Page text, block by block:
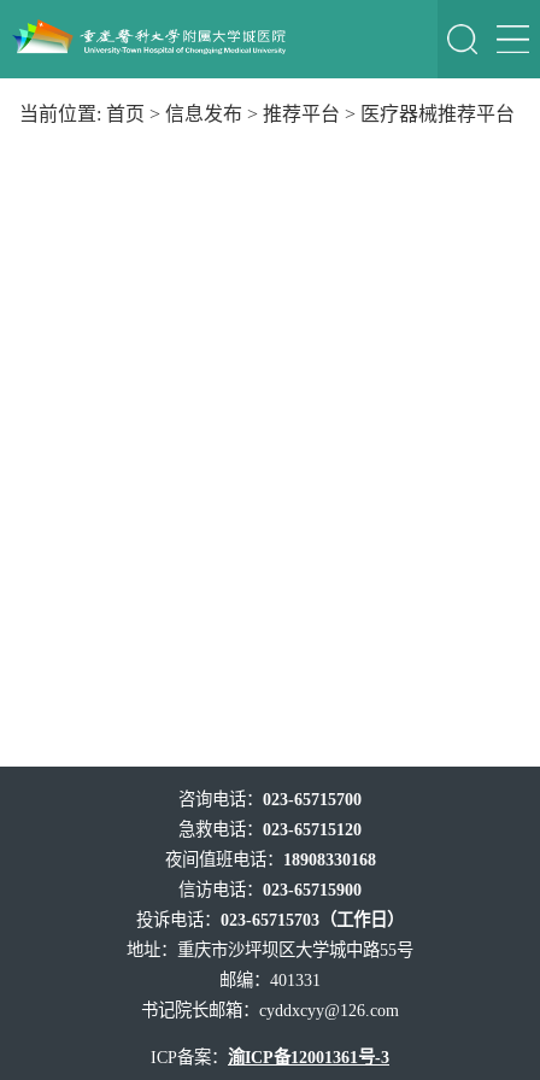
当前位置: 首页 > 信息发布 > 推荐平台 > 医疗器械推荐平台
咨询电话： 023-65715700
急救电话： 023-65715120
夜间值班电话： 18908330168
信访电话： 023-65715900
投诉电话： 023-65715703（工作日）
地址：重庆市沙坪坝区大学城中路55号
邮编：401331
书记院长邮箱： cyddxcyy@126.com
ICP备案： 渝ICP备12001361号-3